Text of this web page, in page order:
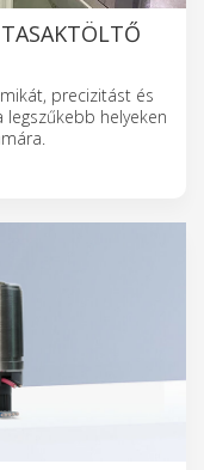
precizitást és
helyeken